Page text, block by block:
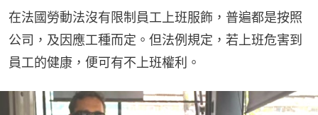
在法國勞動法沒有限制員工上班服飾，普遍都是按照
公司，及因應工種而定。但法例規定，若上班危害到
員工的健康，便可有不上班權利。